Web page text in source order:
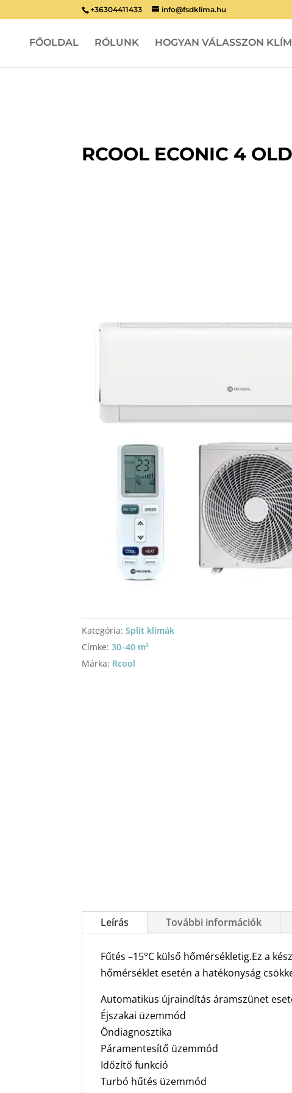
+36304411433 info@fsdklima.hu
FŐOLDAL RÓLUNK HOGYAN VÁLASSZON
RCOOL ECONIC 4
Kategória:Split klímák
Címke:30–40 m²
Márka: Rcool
Leírás További információk
Fűtés –15°C külső hőmérsékletig.Ez a
hőmérséklet esetén a hatékonyság
Automatikus újraindítás áramszünet
Éjszakai üzemmód
Öndiagnosztika
Páramentesítő üzemmód
Időzítő funkció
Turbó hűtés üzemmód